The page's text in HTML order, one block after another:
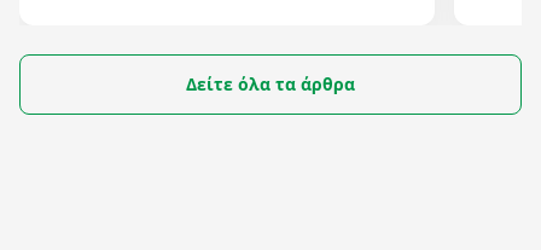
έτσι όλο το έτος.
και
Δείτε όλα τα άρθρα